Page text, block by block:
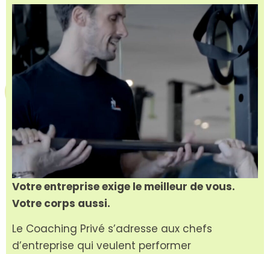
Votre entreprise exige le meilleur de vous.
Votre corps aussi.
Le Coaching Privé s’adresse aux chefs
d’entreprise qui veulent performer